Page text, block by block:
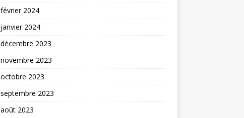
février 2024
janvier 2024
décembre 2023
novembre 2023
octobre 2023
septembre 2023
août 2023